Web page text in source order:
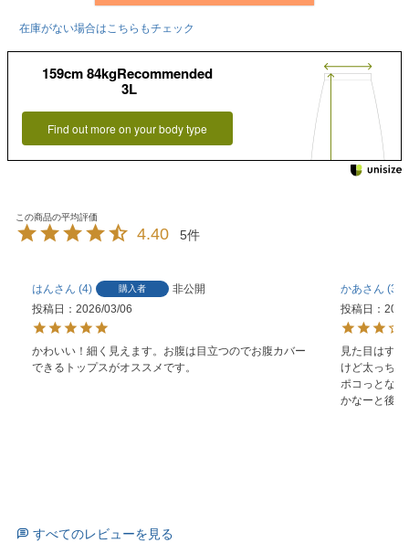
在庫がない場合はこちらもチェック
159cm 84kgRecommended
3L
Find out more on your body type
4.40 5
はん 4 購入者
非公開
投稿日
2026/03/06
かわいい！細く見えます。お腹は目立つのでお腹カバー
できるトップスがオススメです。
かあ
3
投稿日
見た目はす
けど太っち
ポコっとな
かなーと後悔
すべてのレビューを見る